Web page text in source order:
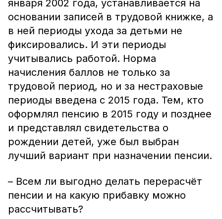
января 2002 года, устанавливается на
основании записей в трудовой книжке, а
в ней периоды ухода за детьми не
фиксировались. И эти периоды
учитывались работой. Норма
начисления баллов не только за
трудовой период, но и за нестраховые
периоды введена с 2015 года. Тем, кто
оформлял пенсию в 2015 году и позднее
и представлял свидетельства о
рождении детей, уже был выбран
лучший вариант при назначении пенсии.
– Всем ли выгодно делать перерасчёт
пенсии и на какую прибавку можно
рассчитывать?